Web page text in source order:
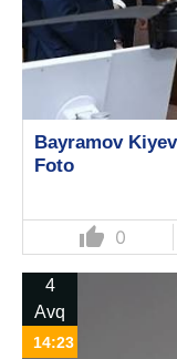
Bayramov
Foto
thumb_up 0
4
Avq
14:23